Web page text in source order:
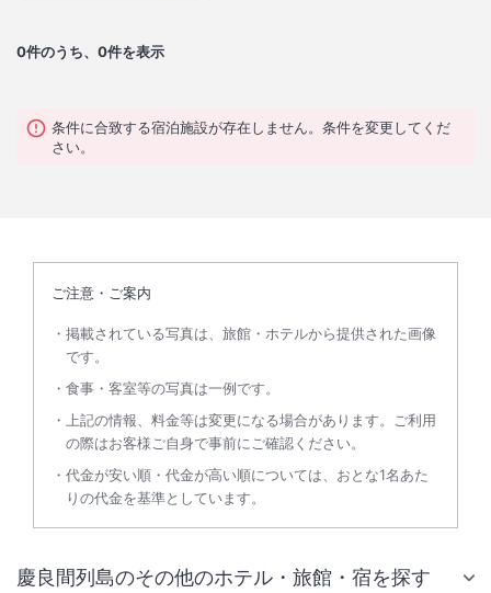
0件のうち、0件を表示
条件に合致する宿泊施設が存在しません。条件を変更してくだ
さい。
ご注意・ご案内
掲載されている写真は、旅館・ホテルから提供された画像
です。
食事・客室等の写真は一例です。
上記の情報、料金等は変更になる場合があります。ご利用
の際はお客様ご自身で事前にご確認ください。
代金が安い順・代金が高い順については、おとな1名あた
りの代金を基準としています。
慶良間列島のその他のホテル・旅館・宿を探す